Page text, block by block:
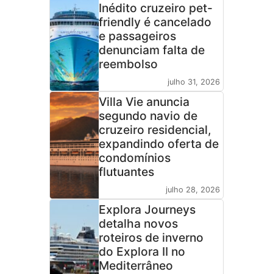
Inédito cruzeiro pet-
friendly é cancelado
e passageiros
denunciam falta de
reembolso
julho 31, 2026
Villa Vie anuncia
segundo navio de
cruzeiro residencial,
expandindo oferta de
condomínios
flutuantes
julho 28, 2026
Explora Journeys
detalha novos
roteiros de inverno
do Explora II no
Mediterrâneo